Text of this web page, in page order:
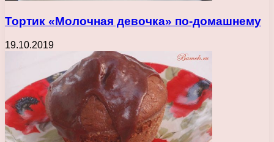
Тортик «Молочная девочка» по-домашнему
19.10.2019